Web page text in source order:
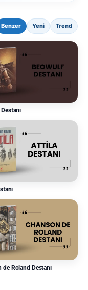
Benzer Yeni Trend
de Roland Destanı